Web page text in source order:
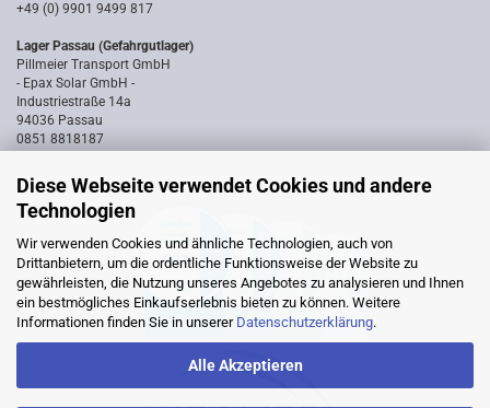
Diese Webseite verwendet Cookies und andere
Technologien
Wir verwenden Cookies und ähnliche Technologien, auch von
Drittanbietern, um die ordentliche Funktionsweise der Website zu
gewährleisten, die Nutzung unseres Angebotes zu analysieren und Ihnen
ein bestmögliches Einkaufserlebnis bieten zu können. Weitere
Informationen finden Sie in unserer Datenschutzerklärung.
Alle Akzeptieren
+49 (0) 9901 9499 817
Lager Passau (Gefahrgutlager)
Pillmeier Transport GmbH
- Epax Solar GmbH -
Industriestraße 14a
94036 Passau
0851 8818187